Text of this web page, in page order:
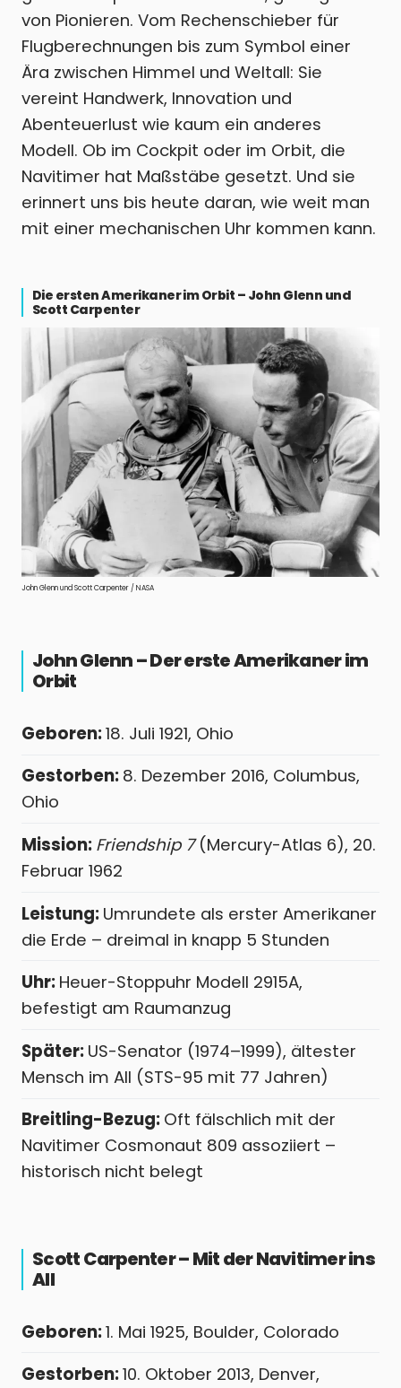
von Pionieren. Vom Rechenschieber für
Flugberechnungen bis zum Symbol einer
Ära zwischen Himmel und Weltall: Sie
vereint Handwerk, Innovation und
Abenteuerlust wie kaum ein anderes
Modell. Ob im Cockpit oder im Orbit, die
Navitimer hat Maßstäbe gesetzt. Und sie
erinnert uns bis heute daran, wie weit man
mit einer mechanischen Uhr kommen kann.
Die ersten Amerikaner im Orbit – John Glenn und
Scott Carpenter
John Glenn und Scott Carpenter / NASA
John Glenn – Der erste Amerikaner im
Orbit
Geboren:18. Juli 1921, Ohio
Gestorben: 8. Dezember 2016, Columbus,
Ohio
Mission: Friendship 7(Mercury-Atlas 6), 20.
Februar 1962
Leistung: Umrundete als erster Amerikaner
die Erde – dreimal in knapp 5 Stunden
Uhr: Heuer-Stoppuhr Modell 2915A,
befestigt am Raumanzug
Später: US-Senator (1974–1999), ältester
Mensch im All (STS-95 mit 77 Jahren)
Breitling-Bezug: Oft fälschlich mit der
Navitimer Cosmonaut 809 assoziiert –
historisch nicht belegt
Scott Carpenter – Mit der Navitimer ins
All
Geboren:1. Mai 1925, Boulder, Colorado
Gestorben:10. Oktober 2013, Denver,